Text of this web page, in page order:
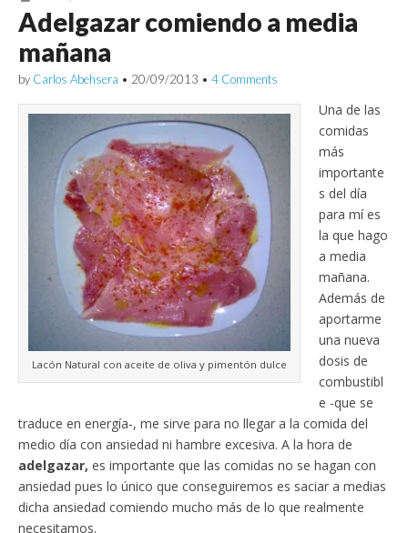
Adelgazar comiendo a media
mañana
by Carlos Abehsera • 20/09/2013 • 4 Comments
Lacón Natural con aceite de oliva y pimentón dulce
Una de las
comidas
más
importante
s del día
para mí es
la que hago
a media
mañana.
Además de
aportarme
una nueva
dosis de
combustibl
e -que se
traduce en energía-, me sirve para no llegar a la comida del
medio día con ansiedad ni hambre excesiva. A la hora de
adelgazar, es importante que las comidas no se hagan con
ansiedad pues lo único que conseguiremos es saciar a medias
dicha ansiedad comiendo mucho más de lo que realmente
necesitamos.